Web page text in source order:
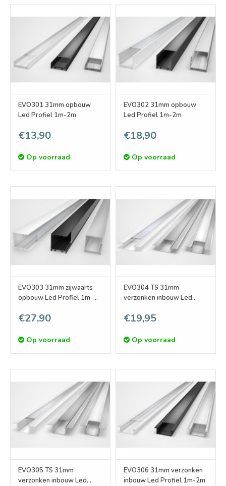
EVO301 31mm opbouw
Led Profiel 1m-2m
€13,90
Op voorraad
EVO302 31mm opbouw
Led Profiel 1m-2m
€18,90
Op voorraad
EVO303 31mm zijwaarts
opbouw Led Profiel 1m-
€27,90
Op voorraad
EVO304 TS 31mm
verzonken inbouw Led
€19,95
Op voorraad
EVO305 TS 31mm
verzonken inbouw Led
EVO306 31mm verzonken
inbouw Led Profiel 1m-2m